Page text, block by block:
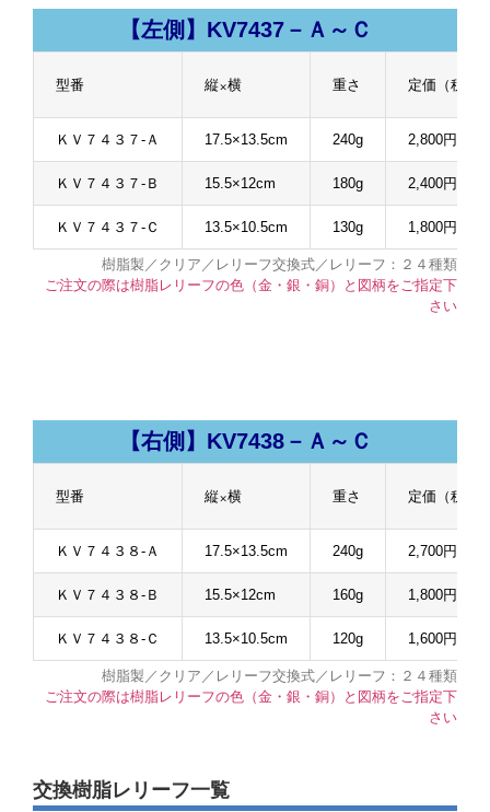
【左側】KV7437－Ａ～Ｃ
型番 縦×横 重さ 定価（税抜
ＫＶ７４３７-Ａ 17.5×13.5cm 240g 2,800円
ＫＶ７４３７-Ｂ 15.5×12cm 180g 2,400円
ＫＶ７４３７-Ｃ 13.5×10.5cm 130g 1,800円
樹脂製／クリア／レリーフ交換式／レリーフ：２４種類
ご注文の際は樹脂レリーフの色（金・銀・銅）と図柄をご指定下
さい
【右側】KV7438－Ａ～Ｃ
型番 縦×横 重さ 定価（税抜
ＫＶ７４３８-Ａ 17.5×13.5cm 240g 2,700円
ＫＶ７４３８-Ｂ 15.5×12cm 160g 1,800円
ＫＶ７４３８-Ｃ 13.5×10.5cm 120g 1,600円
樹脂製／クリア／レリーフ交換式／レリーフ：２４種類
ご注文の際は樹脂レリーフの色（金・銀・銅）と図柄をご指定下
さい
交換樹脂レリーフ一覧